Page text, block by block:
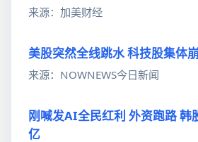
来源：加美财经
美股突然全线跳水 科技股集体
来源：NOWNEWS今日新闻
刚喊发AI全民红利 外资跑路 韩
亿